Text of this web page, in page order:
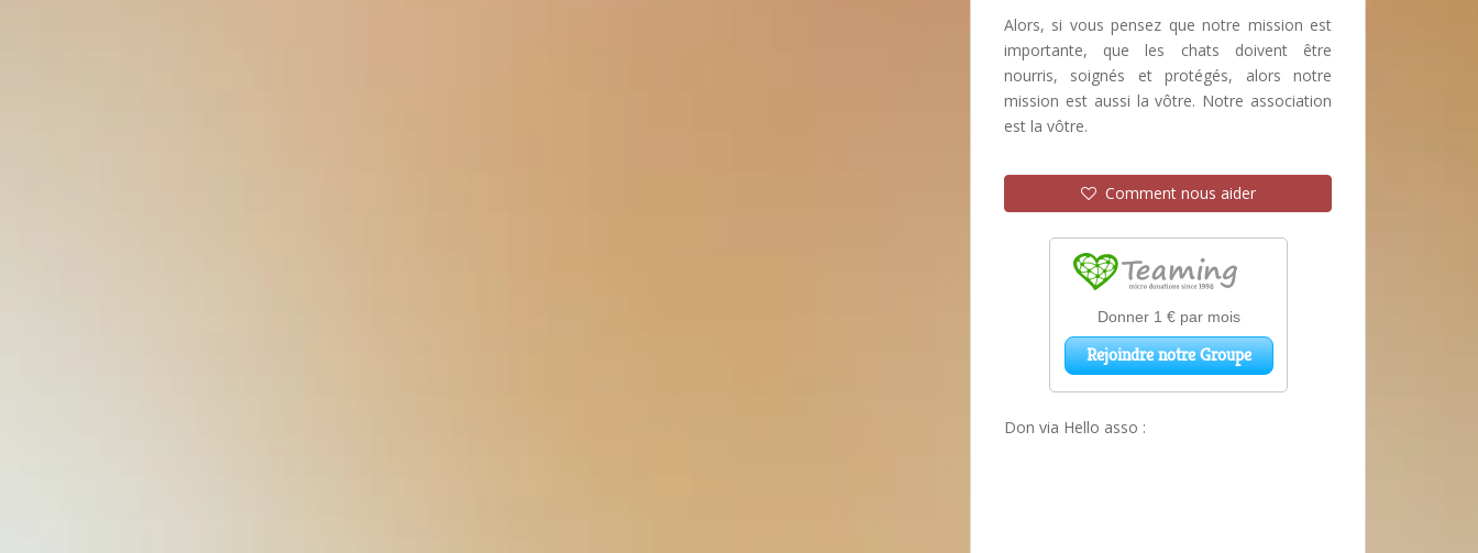
Alors, si vous pensez que notre mission est
importante, que les chats doivent être
nourris, soignés et protégés, alors notre
mission est aussi la vôtre. Notre association
est la vôtre.
Comment nous aider
Don via Hello asso :